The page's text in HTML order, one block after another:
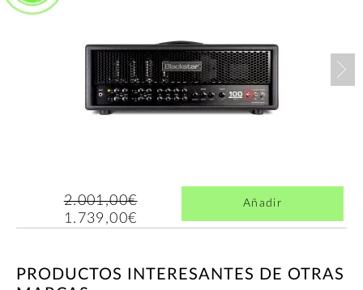
2.001,00€
1.739,00€
Añadir
PRODUCTOS INTERESANTES DE OTRAS